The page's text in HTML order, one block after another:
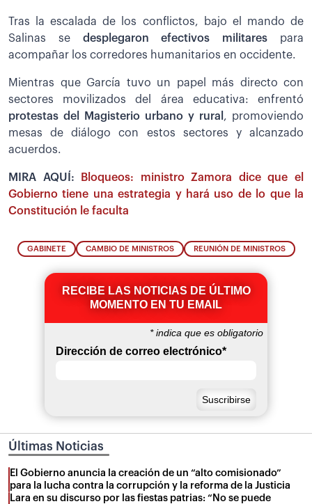
Tras la escalada de los conflictos, bajo el mando de
Salinas se desplegaron efectivos militares para
acompañar los corredores humanitarios en occidente.
Mientras que García tuvo un papel más directo con
sectores movilizados del área educativa: enfrentó
protestas del Magisterio urbano y rural , promoviendo
mesas de diálogo con estos sectores y alcanzado
acuerdos.
MIRA AQUÍ:
Bloqueos: ministro Zamora dice que el
Gobierno tiene una estrategia y hará uso de lo que la
Constitución le faculta
GABINETE CAMBIO DE MINISTROS REUNIÓN DE MINISTROS
RECIBE LAS NOTICIAS DE ÚLTIMO
MOMENTO EN TU EMAIL
*indica que es obligatorio
Dirección de correo electrónico*
Últimas Noticias
El Gobierno anuncia la creación de un “alto comisionado”
para la lucha contra la corrupción y la reforma de la Justicia
Lara en su discurso por las fiestas patrias: “No se puede